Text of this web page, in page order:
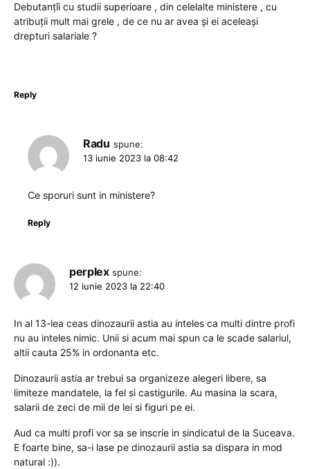
Debutanțîi cu studii superioare , din celelalte ministere , cu
atribuții mult mai grele , de ce nu ar avea și ei aceleași
drepturi salariale ?
Reply
Radu spune:
13 iunie 2023 la 08:42
Ce sporuri sunt in ministere?
Reply
perplex spune:
12 iunie 2023 la 22:40
In al 13-lea ceas dinozaurii astia au inteles ca multi dintre profi
nu au inteles nimic. Unii si acum mai spun ca le scade salariul,
altii cauta 25% in ordonanta etc.
Dinozaurii astia ar trebui sa organizeze alegeri libere, sa
limiteze mandatele, la fel si castigurile. Au masina la scara,
salarii de zeci de mii de lei si figuri pe ei.
Aud ca multi profi vor sa se inscrie in sindicatul de la Suceava.
E foarte bine, sa-i lase pe dinozaurii astia sa dispara in mod
natural :)).